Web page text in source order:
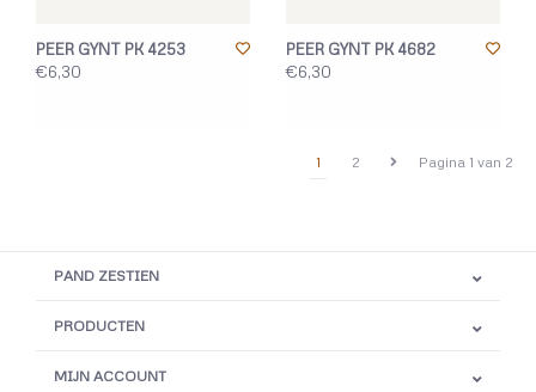
PEER GYNT PK 4253
€6,30
PEER GYNT PK 4682
€6,30
Pagina 1 van 2
1 2
PAND ZESTIEN
PRODUCTEN
MIJN ACCOUNT